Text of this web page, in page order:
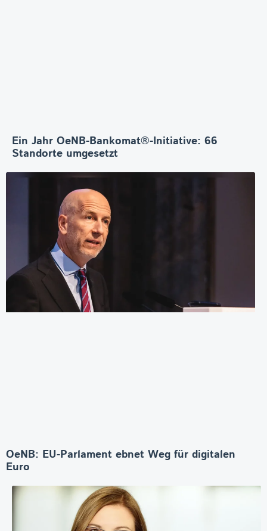
Ein Jahr OeNB-Bankomat®-Initiative: 66
Standorte umgesetzt
OeNB: EU-Parlament ebnet Weg für digitalen
Euro